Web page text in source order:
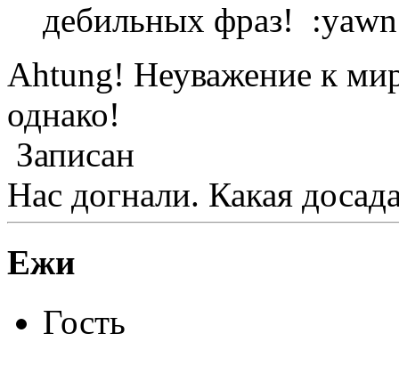
дебильных фраз!
Ahtung! Неуважение к
однако!
Записан
Нас догнали. Какая
Ежи
Гость